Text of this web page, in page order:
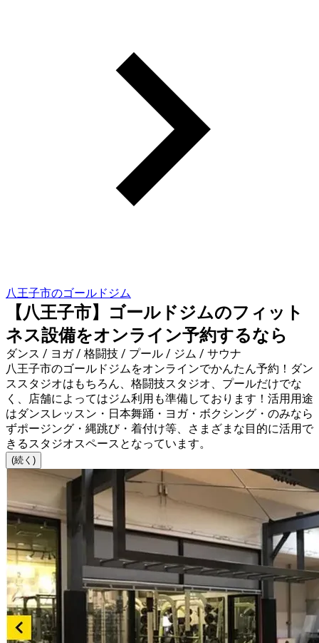
八王子市のゴールドジム
【八王子市】ゴールドジムのフィット
ネス設備をオンライン予約するなら
ダンス / ヨガ / 格闘技 / プール / ジム / サウナ
八王子市のゴールドジムをオンラインでかんたん予約！ダン
ススタジオはもちろん、格闘技スタジオ、プールだけでな
く、店舗によってはジム利用も準備しております！活用用途
はダンスレッスン・日本舞踊・ヨガ・ボクシング・のみなら
ずポージング・縄跳び・着付け等、さまざまな目的に活用で
きるスタジオスペースとなっています。
(続く)